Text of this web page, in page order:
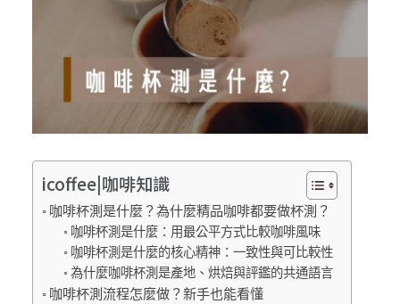
icoffee|咖啡知識
咖啡杯測是什麼？為什麼精品咖啡都要做杯測？
咖啡杯測是什麼：用最公平方式比較咖啡風味
咖啡杯測是什麼的核心精神：一致性與可比較性
為什麼咖啡杯測是產地、烘焙與評鑑的共通語言
咖啡杯測流程怎麼做？新手也能看懂